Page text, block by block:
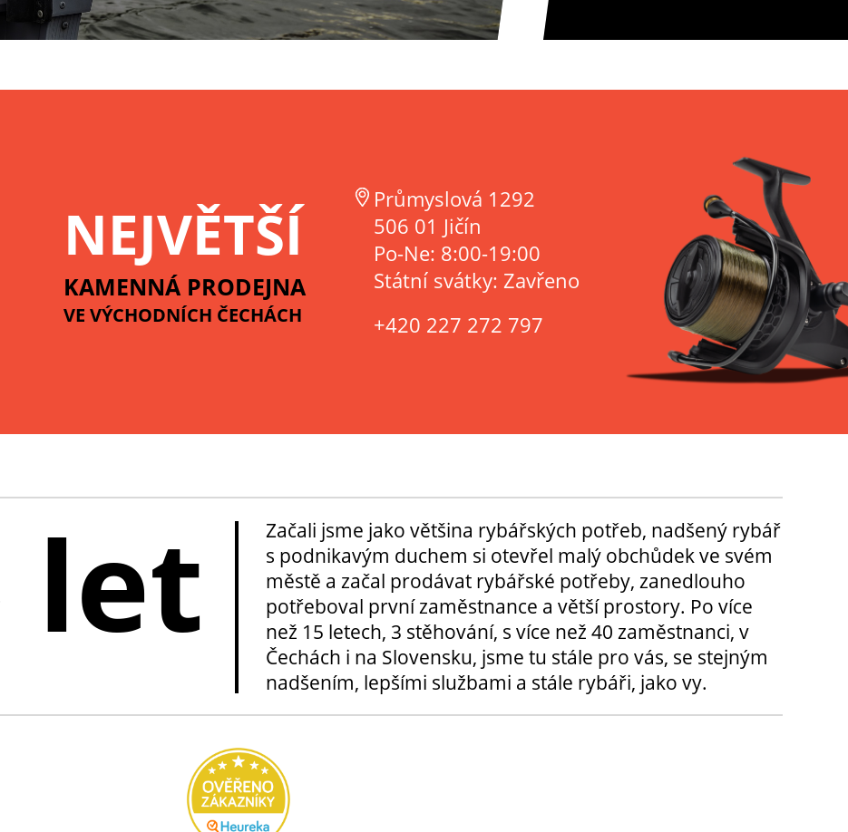
NEJVĚTŠÍ
KAMENNÁ PRODEJNA
VE VÝCHODNÍCH ČECHÁCH
Průmyslová 1292
506 01 Jičín
Po-Ne: 8:00-19:00
Státní svátky: Zavřeno
+420 227 272 797
let
Začali jsme jako většina rybářských potřeb, nadšený rybář
s podnikavým duchem si otevřel malý obchůdek ve svém
městě a začal prodávat rybářské potřeby, zanedlouho
potřeboval první zaměstnance a větší prostory. Po více
než 15 letech, 3 stěhování, s více než 40 zaměstnanci, v
Čechách i na Slovensku, jsme tu stále pro vás, se stejným
nadšením, lepšími službami a stále rybáři, jako vy.